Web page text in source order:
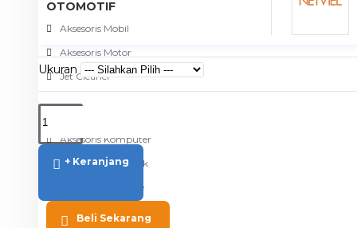
OTOMOTIF
Aksesoris Mobil
Aksesoris Motor
Jet Cleaner
Aksesoris Komputer
Aksesoris Notebook
Keyboard & Mouse
Meja Komputer
Ukuran
+ Keranjang
Beli Sekarang